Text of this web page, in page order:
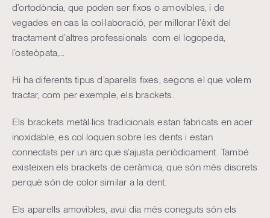
d’ortodòncia, que poden ser fixos o amovibles, i de
vegades en cas la col·laboració, per millorar l’èxit del
tractament d’altres professionals com el logopeda,
l’osteòpata,…
Hi ha diferents tipus d’aparells fixes, segons el que volem
tractar, com per exemple, els brackets.
Els brackets metàl·lics tradicionals estan fabricats en acer
inoxidable, es col·loquen sobre les dents i estan
connectats per un arc que s’ajusta periòdicament. També
existeixen els brackets de ceràmica, que són més discrets
perquè són de color similar a la dent.
Els aparells amovibles, avui dia més coneguts són els